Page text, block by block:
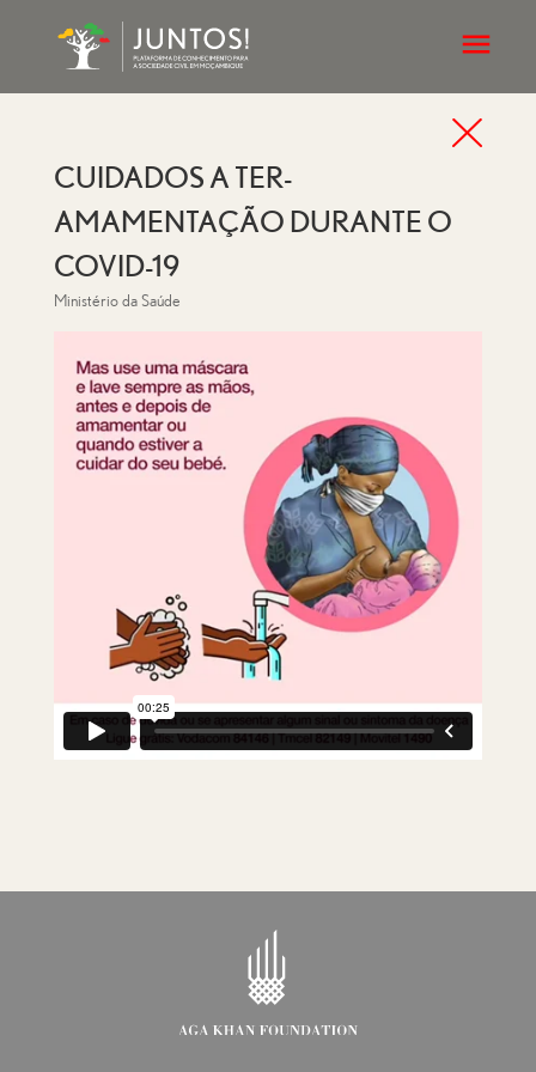
CUIDADOS A TER-
AMAMENTAÇÃO DURANTE O
COVID-19
Ministério da Saúde